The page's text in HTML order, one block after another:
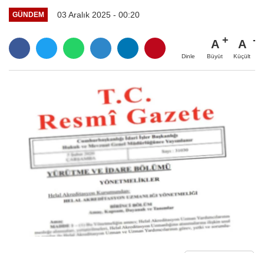
GÜNDEM 03 Aralık 2025 - 00:20
Dinle
A
Büyüt
A
Küçült